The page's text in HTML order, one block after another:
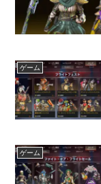
ゲーム
ゲーム